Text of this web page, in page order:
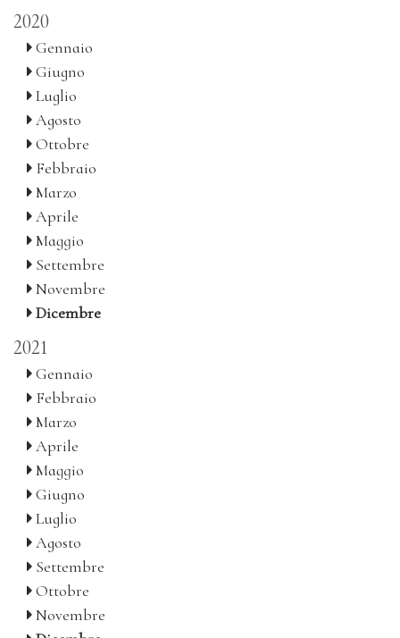
2020
Gennaio
Giugno
Luglio
Agosto
Ottobre
Febbraio
Marzo
Aprile
Maggio
Settembre
Novembre
Dicembre
2021
Gennaio
Febbraio
Marzo
Aprile
Maggio
Giugno
Luglio
Agosto
Settembre
Ottobre
Novembre